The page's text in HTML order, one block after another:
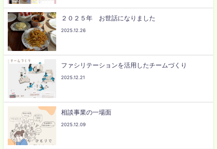
２０２５年 お世話になりました
2025.12.26
ファシリテーションを活用したチームづくり
2025.12.21
相談事業の一場面
2025.12.09